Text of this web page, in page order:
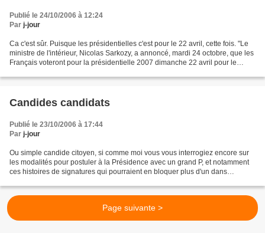
Publié le 24/10/2006 à 12:24
Par j-jour
Ca c'est sûr. Puisque les présidentielles c'est pour le 22 avril, cette fois. "Le
ministre de l'intérieur, Nicolas Sarkozy, a annoncé, mardi 24 octobre, que les
Français voteront pour la présidentielle 2007 dimanche 22 avril pour le
Candides candidats
Publié le 23/10/2006 à 17:44
Par j-jour
Ou simple candide citoyen, si comme moi vous vous interrogiez encore sur
les modalités pour postuler à la Présidence avec un grand P, et notamment
ces histoires de signatures qui pourraient en bloquer plus d'un dans
Page suivante >